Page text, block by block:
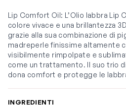
Lip Comfort Oil: L’Olio labbra Lip
colore vivace e una brillantezza
grazie alla sua combinazione di
madreperle finissime altamente
visibilmente rimpolpate e
come un trattamento. Il suo trio
dona comfort e protegge le
INGREDIENTI